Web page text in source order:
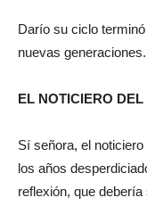
Darío su ciclo
nuevas generaciones.
EL NOTICIERO
Sí señora, el
los años
reflexión, que